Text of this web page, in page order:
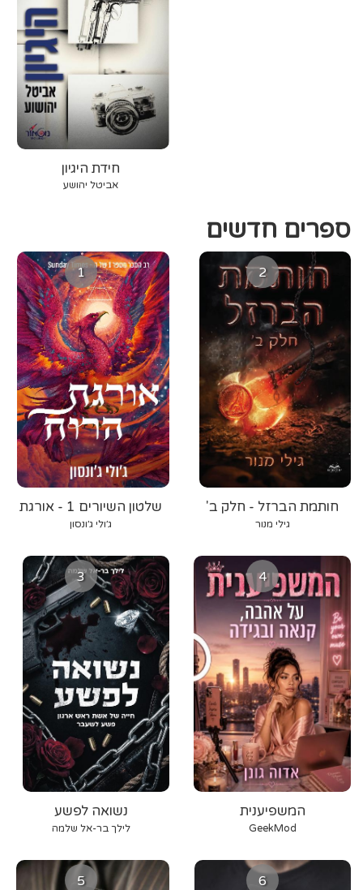
חידת היגיון
אביטל יהושע
ספרים חדשים
1
שלטון השיורים 1 - אורגת
הרוח
ג׳ולי ג׳ונסון
2
חותמת הברזל - חלק ב'
גילי מנור
3
נשואה לפשע
לילך בר-אל שלמה
4
המשפיענית
GeekMod
5 6